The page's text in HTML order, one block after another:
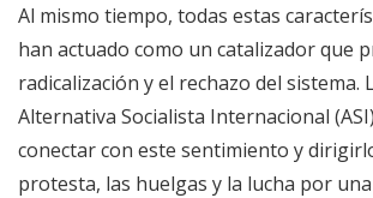
Al mismo tiempo, todas estas
han actuado como un catalizador que
radicalización y el rechazo del sistema.
Alternativa Socialista Internacional
conectar con este sentimiento y
protesta, las huelgas y la lucha por